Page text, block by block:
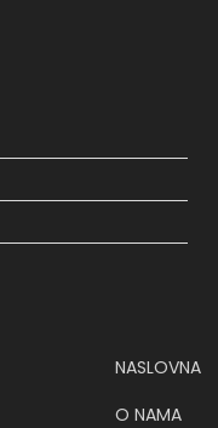
NASLOVNA
O NAMA